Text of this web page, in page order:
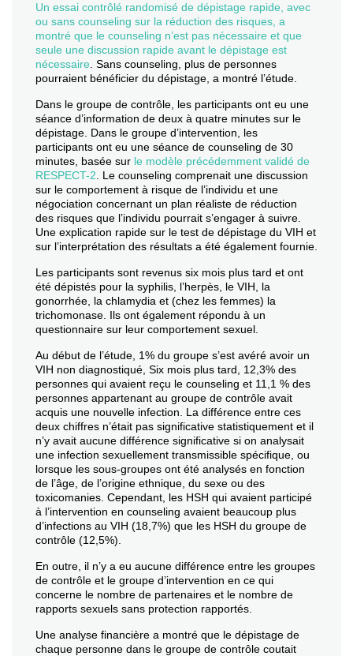
Un essai contrôlé randomisé de dépistage rapide, avec
ou sans counseling sur la réduction des risques, a
montré que le counseling n’est pas nécessaire et que
seule une discussion rapide avant le dépistage est
nécessaire . Sans counseling, plus de personnes
pourraient bénéficier du dépistage, a montré l’étude.
Dans le groupe de contrôle, les participants ont eu une
séance d’information de deux à quatre minutes sur le
dépistage. Dans le groupe d’intervention, les
participants ont eu une séance de counseling de 30
minutes, basée sur le modèle précédemment validé de
RESPECT-2 . Le counseling comprenait une discussion
sur le comportement à risque de l’individu et une
négociation concernant un plan réaliste de réduction
des risques que l’individu pourrait s’engager à suivre.
Une explication rapide sur le test de dépistage du VIH et
sur l’interprétation des résultats a été également fournie.
Les participants sont revenus six mois plus tard et ont
été dépistés pour la syphilis, l’herpès, le VIH, la
gonorrhée, la chlamydia et (chez les femmes) la
trichomonase. Ils ont également répondu à un
questionnaire sur leur comportement sexuel.
Au début de l’étude, 1% du groupe s’est avéré avoir un
VIH non diagnostiqué, Six mois plus tard, 12,3% des
personnes qui avaient reçu le counseling et 11,1 % des
personnes appartenant au groupe de contrôle avait
acquis une nouvelle infection. La différence entre ces
deux chiffres n’était pas significative statistiquement et il
n’y avait aucune différence significative si on analysait
une infection sexuellement transmissible spécifique, ou
lorsque les sous-groupes ont été analysés en fonction
de l’âge, de l’origine ethnique, du sexe ou des
toxicomanies. Cependant, les HSH qui avaient participé
à l’intervention en counseling avaient beaucoup plus
d’infections au VIH (18,7%) que les HSH du groupe de
contrôle (12,5%).
En outre, il n’y a eu aucune différence entre les groupes
de contrôle et le groupe d’intervention en ce qui
concerne le nombre de partenaires et le nombre de
rapports sexuels sans protection rapportés.
Une analyse financière a montré que le dépistage de
chaque personne dans le groupe de contrôle coutait